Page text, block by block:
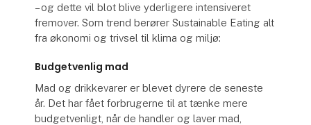
– og dette vil blot blive yderligere intensiveret
fremover. Som trend berører Sustainable Eating alt
fra økonomi og trivsel til klima og miljø:
Budgetvenlig mad
Mad og drikkevarer er blevet dyrere de seneste
år. Det har fået forbrugerne til at tænke mere
budgetvenligt, når de handler og laver mad,